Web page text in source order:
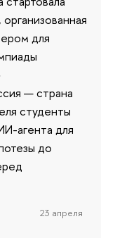
для
— страна
студенты
агента для
до
23 апреля